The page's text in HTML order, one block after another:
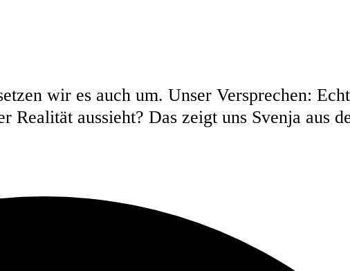
wir es auch um. Unser Versprechen:
aussieht? Das zeigt uns Svenja aus